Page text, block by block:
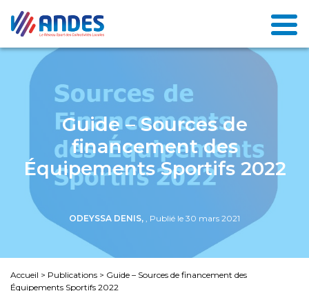
Guide – Sources de
financement des
Équipements Sportifs 2022
ODEYSSA DENIS, , Publié le 30 mars 2021
Accueil > Publications > Guide – Sources de financement des
Équipements Sportifs 2022